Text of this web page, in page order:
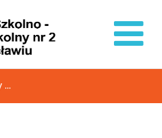
...